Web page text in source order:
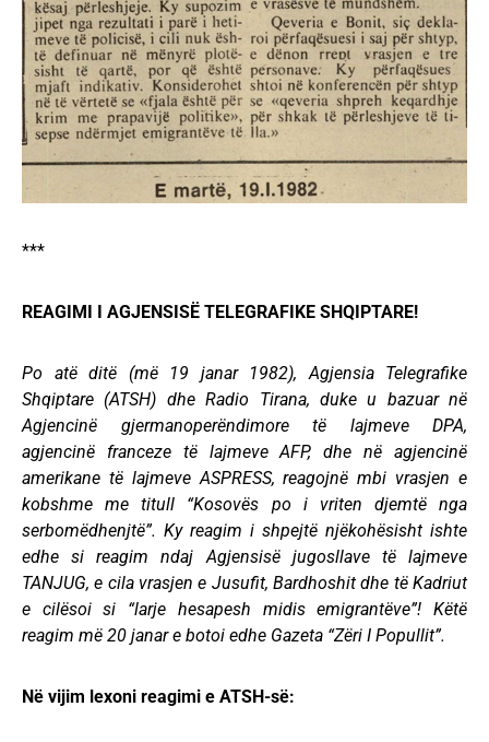
***
REAGIMI I AGJENSISË TELEGRAFIKE SHQIPTARE!
Po atë ditë (më 19 janar 1982), Agjensia Telegrafike
Shqiptare (ATSH) dhe Radio Tirana, duke u bazuar në
Agjencinë gjermanoperëndimore të lajmeve DPA,
agjencinë franceze të lajmeve AFP, dhe në agjencinë
amerikane të lajmeve ASPRESS, reagojnë mbi vrasjen e
kobshme me titull “Kosovës po i vriten djemtë nga
serbomëdhenjtë”. Ky reagim i shpejtë njëkohësisht ishte
edhe si reagim ndaj Agjensisë jugosllave të lajmeve
TANJUG, e cila vrasjen e Jusufit, Bardhoshit dhe të Kadriut
e cilësoi si “larje hesapesh midis emigrantëve”! Këtë
reagim më 20 janar e botoi edhe Gazeta “Zëri I Popullit”.
Në vijim lexoni reagimi e ATSH-së: